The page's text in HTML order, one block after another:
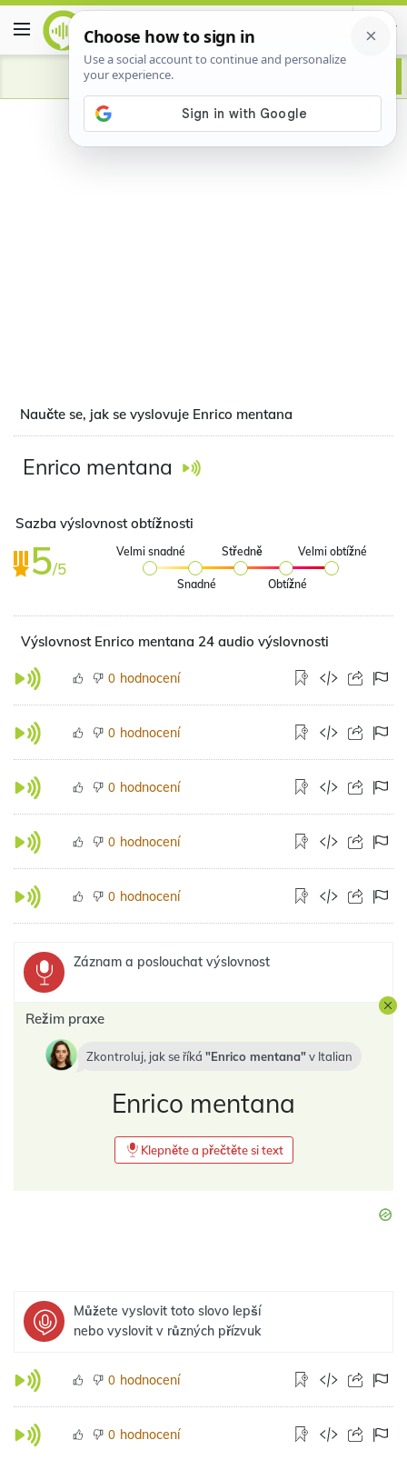
Naučte se, jak se vyslovuje Enrico mentana
Enrico mentana
Sazba výslovnost obtížnosti
5/5
Velmi snadné
Snadné
Středně
Obtížné
Velmi obtížné
Výslovnost Enrico mentana 24 audio výslovnosti
0 hodnocení
0 hodnocení
0 hodnocení
0 hodnocení
0 hodnocení
Záznam a poslouchat výslovnost
Režim praxe
Zkontroluj, jak se říká Enrico mentana v Italian
Enrico mentana
Klepněte a přečtěte si text
Můžete vyslovit toto slovo lepší
nebo vyslovit v různých přízvuk
0 hodnocení
0 hodnocení